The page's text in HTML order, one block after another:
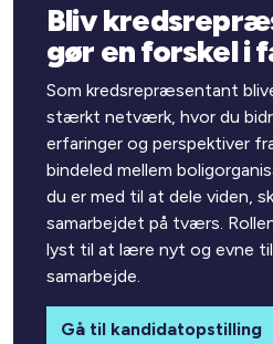
Bliv
gør en forskel i
Som kredsrepræsentant
stærkt netværk, hvor du
erfaringer og perspektiver
bindeled mellem
du er med til at dele viden,
samarbejdet på tværs.
lyst til at lære nyt og evne
samarbejde.
Gå til kandidatopstilling